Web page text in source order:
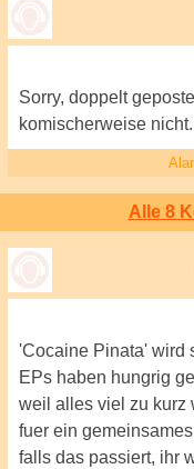
Sorry, doppelt
komischerweise nicht.
Alle 8
'Cocaine Pinata' wird
EPs haben hungrig
weil alles viel zu kurz
fuer ein
falls das passiert, ihr